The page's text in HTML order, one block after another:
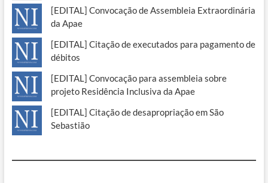
[EDITAL] Convocação de Assembleia Extraordinária
da Apae
[EDITAL] Citação de executados para pagamento de
débitos
[EDITAL] Convocação para assembleia sobre
projeto Residência Inclusiva da Apae
[EDITAL] Citação de desapropriação em São
Sebastião